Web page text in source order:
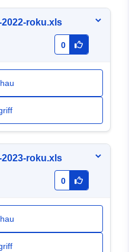
roku.xls
0
roku.xls
0